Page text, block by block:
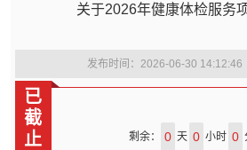
关于2026年健康体检服务
发布时间：2026-06-30 14:12:46
已
截
止
剩余： 0 天 0 小时 0